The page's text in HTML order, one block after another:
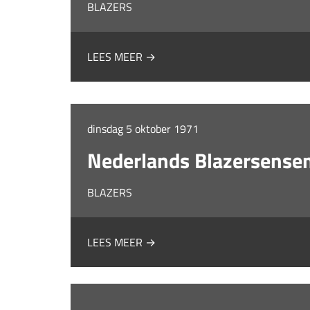
BLAZERS
LEES MEER →
dinsdag 5 oktober 1971
Nederlands
BLAZERS
LEES MEER →